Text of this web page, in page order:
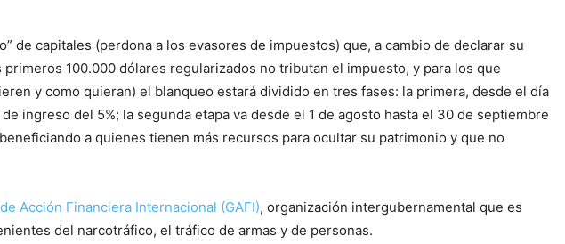
de capitales (perdona a los evasores de impuestos) que, a cambio de declarar su
100.000 dólares regularizados no tributan el impuesto, y para los que
y como quieran) el blanqueo estará dividido en tres fases: la primera, desde el día
ingreso del 5%; la segunda etapa va desde el 1 de agosto hasta el 30 de septiembre
a quienes tienen más recursos para ocultar su patrimonio y que no
Acción Financiera Internacional (GAFI), organización intergubernamental que es
del narcotráfico, el tráfico de armas y de personas.